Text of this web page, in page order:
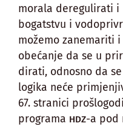
morala deregulirati
bogatstvu i
možemo zanemariti
obećanje da se u
dirati, odnosno da
logika neće
67. stranici
programa HDZ-a pod